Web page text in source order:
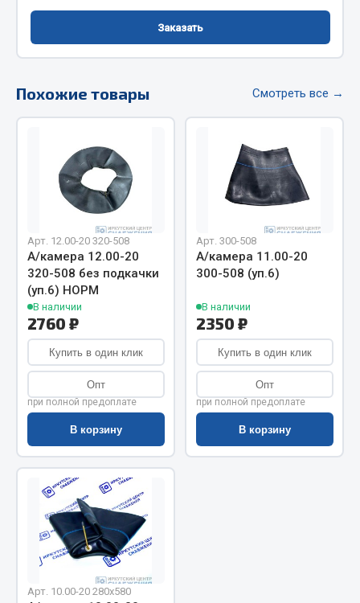
Фитинги
Автомобильный инструмент
Измерительный инструмент
Крепежный инструмент
Режущий инструмент
Силовое оборудование
Слесарный инструмент
Столярный инструмент
Весь раздел
Цепи подъёмные
Весь раздел
РТИ
Кольца уплотнительные
Лента конвейерная
Заказать
Похожие товары Смотреть все →
Арт. 12.00-20 320-508
А/камера 12.00-20
320-508 без подкачки
(уп.6) НОРМ
В наличии
2760 ₽
Купить в один клик
Опт
при полной предоплате
В корзину
Арт. 300-508
А/камера 11.00-20
300-508 (уп.6)
В наличии
2350 ₽
Купить в один клик
Опт
при полной предоплате
В корзину
Арт. 10.00-20 280х580